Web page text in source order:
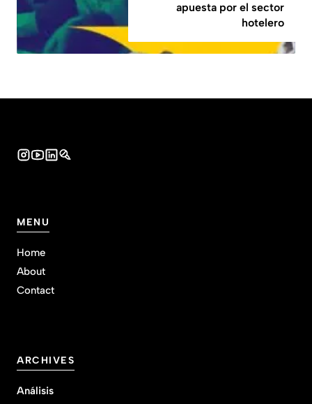
apuesta por el sector
hotelero
MENU
Home
About
Contact
ARCHIVES
Análisis